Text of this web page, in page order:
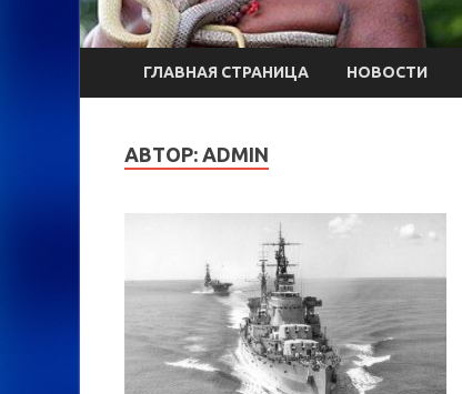
ГЛАВНАЯ СТРАНИЦА НОВОСТИ
АВТОР: ADMIN